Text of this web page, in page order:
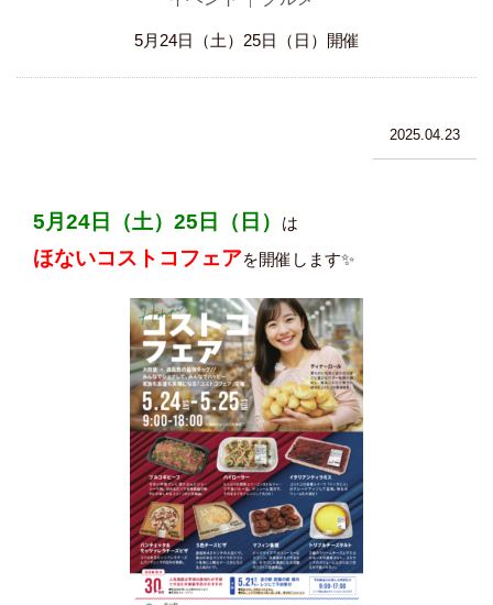
5月24日（土）25日（日）開催
2025.04.23
5月24日（土）25日（日） は
ほないコストコフェアを開催します✨